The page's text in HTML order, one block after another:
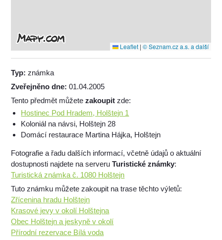
Leaflet | © Seznam.cz a.s. a další
Typ:známka
Zveřejněno dne:01.04.2005
Tento předmět můžetezakoupit zde:
Hostinec Pod Hradem, Holštejn 1
Koloniál na návsi, Holštejn 28
Domácí restaurace Martina Hájka, Holštejn
Fotografie a řadu dalších informací, včetně údajů o aktuální
dostupnosti najdete na serveruTuristické známky:
Turistická známka č. 1080 Holštejn
Tuto známku můžete zakoupit na trase těchto výletů:
Zřícenina hradu Holštejn
Krasové jevy v okolí Holštejna
Obec Holštejn a jeskyně v okolí
Přírodní rezervace Bílá voda